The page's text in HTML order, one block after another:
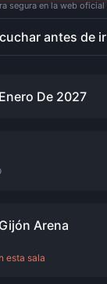
segura en la web oficial
antes de ir
De 2027
Arena
esta sala